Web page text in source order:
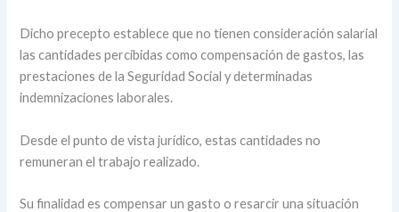
Dicho precepto establece que no tienen consideración salarial
las cantidades percibidas como compensación de gastos, las
prestaciones de la Seguridad Social y determinadas
indemnizaciones laborales.
Desde el punto de vista jurídico, estas cantidades no
remuneran el trabajo realizado.
Su finalidad es compensar un gasto o resarcir una situación